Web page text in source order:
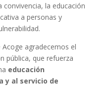
la educación
a personas y
Acoge agradecemos el
pública, que refuerza
educación
y al servicio de